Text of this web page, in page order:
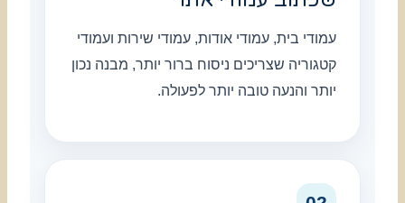
עמודי בית, עמודי אודות, עמודי שירות ועמודי
קטגוריה שצריכים ניסוח ברור יותר, מבנה נכון
יותר והנעה טובה יותר לפעולה.